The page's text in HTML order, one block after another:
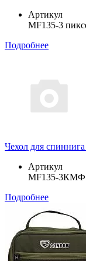
Артикул
MF135-3
Подробнее
Чехол для
Артикул
MF135-3КМФ
Подробнее